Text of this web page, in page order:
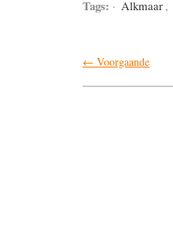
Tags: · Alkmaar ,
← Voorgaande